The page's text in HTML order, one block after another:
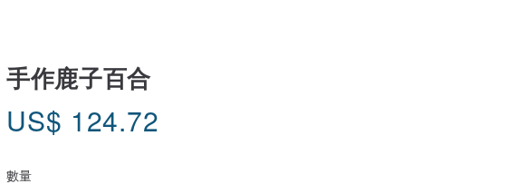
手作鹿子百合
US$ 124.72
數量